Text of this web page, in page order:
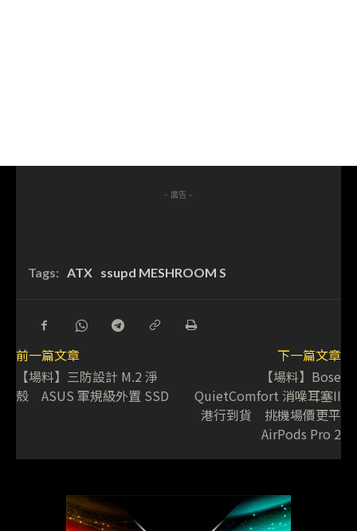
- 廣告 -
Tags: ATX ssupd MESHROOM S
前一篇文章
【場料】三防設計 M.2 淨
殼 ASUS 軍規級外置 SSD
下一篇文章
【場料】Bose
QuietComfort 消噪耳塞II
港行到貨 挑機場價更平
AirPods Pro 2